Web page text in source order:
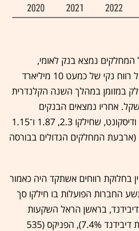
נמצא בנק לאומי,
שבשבוע שעבר דיווח על רווח נקי של כמעט 10 מיליארד
הבנק חילק במזומן במהלך השנה הקלנדרית
שקל. אחריו נמצאים הבנקים
הפועלים, מזרחי טפחות ודיסקונט, שחילקו 2.3, 1.87 ו־1.15
המחלקים הגדולים בבורסה
בחלוקת רווחים אשתקד היה כאמור
החברות הפועלות בו חילקו סך
כדיבידנד, בראשן הראל השקעות
(550 מיליון שקל, תשואת דיבידנד 7.4%), הפניקס (535